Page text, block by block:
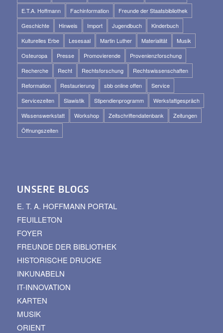
E.T.A. Hoffmann
Fachinformation
Freunde der Staatsbibliothek
Geschichte
Hinweis Import Jugendbuch
Kinderbuch
Kulturelles Erbe
Lesesaal Martin Luther Materialität
Musik
Osteuropa
Presse Promovierende
Provenienzforschung
Recherche
Recht Rechtsforschung
Rechtswissenschaften
Reformation
Restaurierung sbb online offen
Service
Servicezeiten
Slawistik Stipendienprogramm
Werkstattgespräch
Wissenswerkstatt
Workshop Zeitschriftendatenbank
Zeitungen
Öffnungszeiten
UNSERE BLOGS
E. T. A. HOFFMANN PORTAL
FEUILLETON
FOYER
FREUNDE DER BIBLIOTHEK
HISTORISCHE DRUCKE
INKUNABELN
IT-INNOVATION
KARTEN
MUSIK
ORIENT